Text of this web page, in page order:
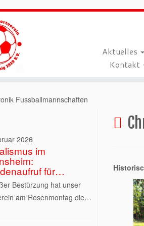
Aktuelles
Kontakt
Fussballmannschaften
2026
im
für
Brenig
Bestürzung hat unser
am Rosenmontag die
schweren Einbruchs